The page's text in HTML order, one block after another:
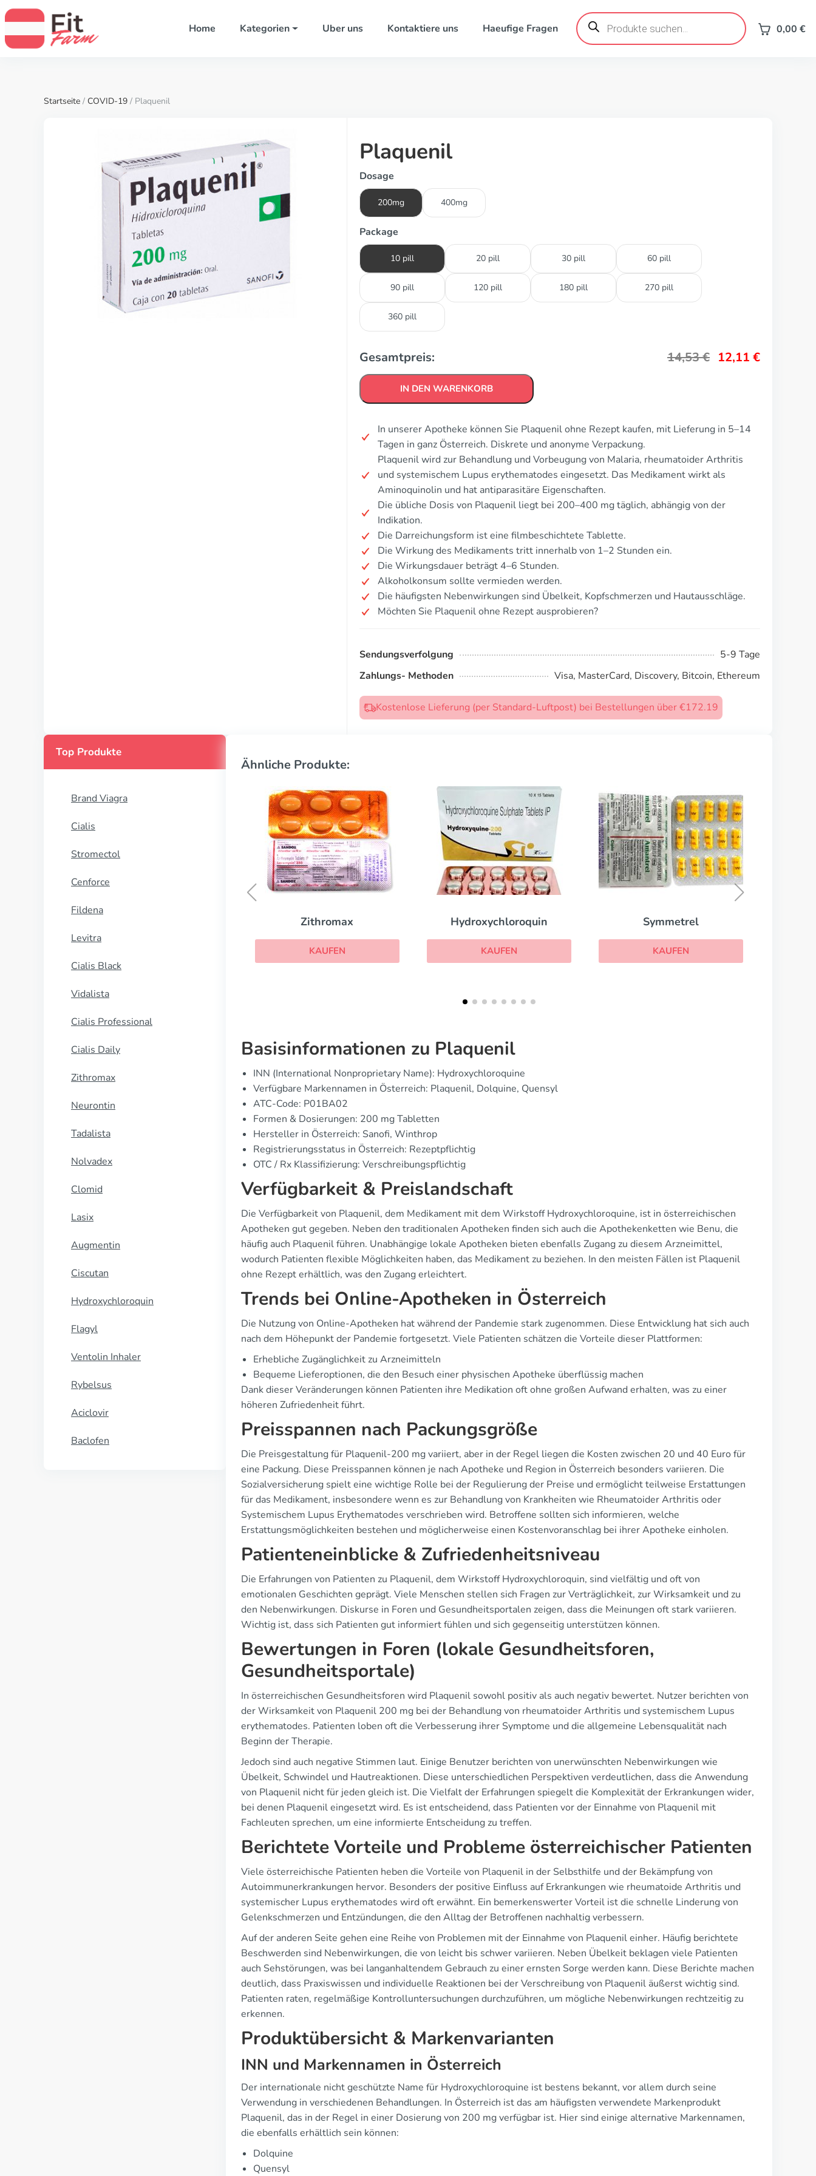
Home Kategorien Uber uns Kontaktiere uns Haeufige Fragen
Products
search 0,00 €
Startseite / COVID-19 / Plaquenil
Plaquenil
Dosage
200mg 400mg
Package
10 pill 20 pill 30 pill 60 pill
90 pill 120 pill 180 pill 270 pill
360 pill
Gesamtpreis: 14,53€ 12,11 €
IN DEN WARENKORB
In unserer Apotheke können Sie Plaquenil ohne Rezept kaufen, mit Lieferung in 5–14
Tagen in ganz Österreich. Diskrete und anonyme Verpackung.
Plaquenil wird zur Behandlung und Vorbeugung von Malaria, rheumatoider Arthritis
und systemischem Lupus erythematodes eingesetzt. Das Medikament wirkt als
Aminoquinolin und hat antiparasitäre Eigenschaften.
Die übliche Dosis von Plaquenil liegt bei 200–400 mg täglich, abhängig von der
Indikation.
Die Darreichungsform ist eine filmbeschichtete Tablette.
Die Wirkung des Medikaments tritt innerhalb von 1–2 Stunden ein.
Die Wirkungsdauer beträgt 4–6 Stunden.
Alkoholkonsum sollte vermieden werden.
Die häufigsten Nebenwirkungen sind Übelkeit, Kopfschmerzen und Hautausschläge.
Möchten Sie Plaquenil ohne Rezept ausprobieren?
Sendungsverfolgung
5-9 Tage
Zahlungs- Methoden
Visa, MasterCard, Discovery, Bitcoin, Ethereum
Kostenlose Lieferung (per Standard-Luftpost) bei Bestellungen über €172.19
Top Produkte
Brand Viagra
Cialis
Stromectol
Cenforce
Fildena
Levitra
Cialis Black
Vidalista
Cialis Professional
Cialis Daily
Zithromax
Neurontin
Tadalista
Nolvadex
Clomid
Lasix
Augmentin
Ciscutan
Hydroxychloroquin
Flagyl
Ventolin Inhaler
Rybelsus
Aciclovir
Baclofen
Ähnliche Produkte:
Hydroxychloroquin
KAUFEN
Symmetrel
KAUFEN
Aldara
Basisinformationen zu Plaquenil
INN (International Nonproprietary Name): Hydroxychloroquine
Verfügbare Markennamen in Österreich: Plaquenil, Dolquine, Quensyl
ATC-Code: P01BA02
Formen & Dosierungen: 200 mg Tabletten
Hersteller in Österreich: Sanofi, Winthrop
Registrierungsstatus in Österreich: Rezeptpflichtig
OTC / Rx Klassifizierung: Verschreibungspflichtig
Verfügbarkeit & Preislandschaft
Die Verfügbarkeit von Plaquenil, dem Medikament mit dem Wirkstoff Hydroxychloroquine, ist in österreichischen
Apotheken gut gegeben. Neben den traditionalen Apotheken finden sich auch die Apothekenketten wie Benu, die
häufig auch Plaquenil führen. Unabhängige lokale Apotheken bieten ebenfalls Zugang zu diesem Arzneimittel,
wodurch Patienten flexible Möglichkeiten haben, das Medikament zu beziehen. In den meisten Fällen ist Plaquenil
ohne Rezept erhältlich, was den Zugang erleichtert.
Trends bei Online-Apotheken in Österreich
Die Nutzung von Online-Apotheken hat während der Pandemie stark zugenommen. Diese Entwicklung hat sich auch
nach dem Höhepunkt der Pandemie fortgesetzt. Viele Patienten schätzen die Vorteile dieser Plattformen:
Erhebliche Zugänglichkeit zu Arzneimitteln
Bequeme Lieferoptionen, die den Besuch einer physischen Apotheke überflüssig machen
Dank dieser Veränderungen können Patienten ihre Medikation oft ohne großen Aufwand erhalten, was zu einer
höheren Zufriedenheit führt.
Preisspannen nach Packungsgröße
Die Preisgestaltung für Plaquenil-200 mg variiert, aber in der Regel liegen die Kosten zwischen 20 und 40 Euro für
eine Packung. Diese Preisspannen können je nach Apotheke und Region in Österreich besonders variieren. Die
Sozialversicherung spielt eine wichtige Rolle bei der Regulierung der Preise und ermöglicht teilweise Erstattungen
für das Medikament, insbesondere wenn es zur Behandlung von Krankheiten wie Rheumatoider Arthritis oder
Systemischem Lupus Erythematodes verschrieben wird. Betroffene sollten sich informieren, welche
Erstattungsmöglichkeiten bestehen und möglicherweise einen Kostenvoranschlag bei ihrer Apotheke einholen.
Patienteneinblicke & Zufriedenheitsniveau
Die Erfahrungen von Patienten zu Plaquenil, dem Wirkstoff Hydroxychloroquin, sind vielfältig und oft von
emotionalen Geschichten geprägt. Viele Menschen stellen sich Fragen zur Verträglichkeit, zur Wirksamkeit und zu
den Nebenwirkungen. Diskurse in Foren und Gesundheitsportalen zeigen, dass die Meinungen oft stark variieren.
Wichtig ist, dass sich Patienten gut informiert fühlen und sich gegenseitig unterstützen können.
Bewertungen in Foren (lokale Gesundheitsforen,
Gesundheitsportale)
In österreichischen Gesundheitsforen wird Plaquenil sowohl positiv als auch negativ bewertet. Nutzer berichten von
der Wirksamkeit von Plaquenil 200 mg bei der Behandlung von rheumatoider Arthritis und systemischem Lupus
erythematodes. Patienten loben oft die Verbesserung ihrer Symptome und die allgemeine Lebensqualität nach
Beginn der Therapie.
Jedoch sind auch negative Stimmen laut. Einige Benutzer berichten von unerwünschten Nebenwirkungen wie
Übelkeit, Schwindel und Hautreaktionen. Diese unterschiedlichen Perspektiven verdeutlichen, dass die Anwendung
von Plaquenil nicht für jeden gleich ist. Die Vielfalt der Erfahrungen spiegelt die Komplexität der Erkrankungen wider,
bei denen Plaquenil eingesetzt wird. Es ist entscheidend, dass Patienten vor der Einnahme von Plaquenil mit
Fachleuten sprechen, um eine informierte Entscheidung zu treffen.
Berichtete Vorteile und Probleme österreichischer Patienten
Viele österreichische Patienten heben die Vorteile von Plaquenil in der Selbsthilfe und der Bekämpfung von
Autoimmunerkrankungen hervor. Besonders der positive Einfluss auf Erkrankungen wie rheumatoide Arthritis und
systemischer Lupus erythematodes wird oft erwähnt. Ein bemerkenswerter Vorteil ist die schnelle Linderung von
Gelenkschmerzen und Entzündungen, die den Alltag der Betroffenen nachhaltig verbessern.
Auf der anderen Seite gehen eine Reihe von Problemen mit der Einnahme von Plaquenil einher. Häufig berichtete
Beschwerden sind Nebenwirkungen, die von leicht bis schwer variieren. Neben Übelkeit beklagen viele Patienten
auch Sehstörungen, was bei langanhaltendem Gebrauch zu einer ernsten Sorge werden kann. Diese Berichte machen
deutlich, dass Praxiswissen und individuelle Reaktionen bei der Verschreibung von Plaquenil äußerst wichtig sind.
Patienten raten, regelmäßige Kontrolluntersuchungen durchzuführen, um mögliche Nebenwirkungen rechtzeitig zu
erkennen.
Produktübersicht & Markenvarianten
INN und Markennamen in Österreich
Der internationale nicht geschützte Name für Hydroxychloroquine ist bestens bekannt, vor allem durch seine
Verwendung in verschiedenen Behandlungen. In Österreich ist das am häufigsten verwendete Markenprodukt
Plaquenil, das in der Regel in einer Dosierung von 200 mg verfügbar ist. Hier sind einige alternative Markennamen,
die ebenfalls erhältlich sein können:
Dolquine
Quensyl